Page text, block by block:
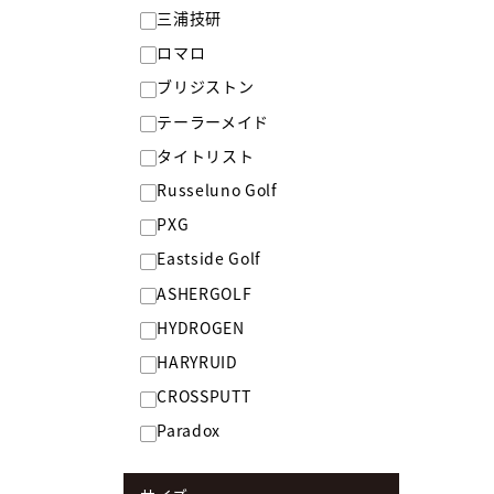
三浦技研
ロマロ
ブリジストン
テーラーメイド
タイトリスト
Russeluno Golf
PXG
Eastside Golf
ASHERGOLF
HYDROGEN
HARYRUID
CROSSPUTT
Paradox